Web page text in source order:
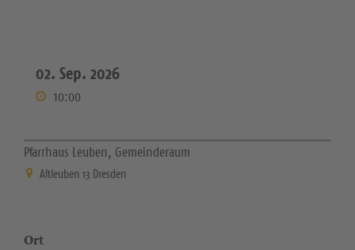
02. Sep. 2026
10:00
Pfarrhaus Leuben, Gemeinderaum
Altleuben 13 Dresden
Ort